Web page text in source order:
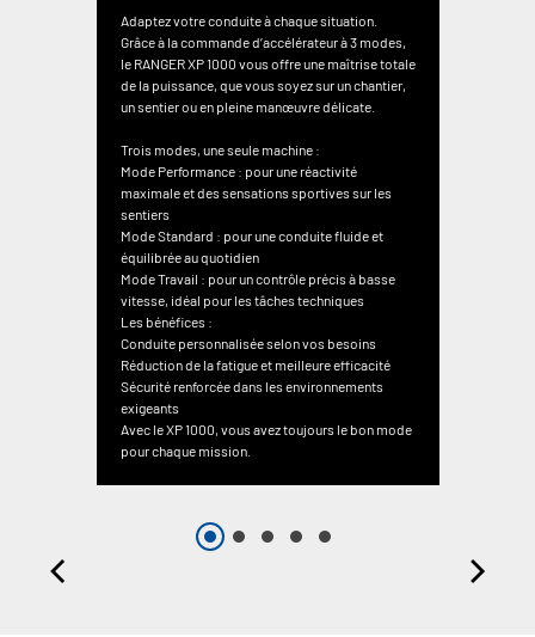
Adaptez votre conduite à chaque situation.
Grâce à la commande d’accélérateur à 3 modes,
le RANGER XP 1000 vous offre une maîtrise totale
de la puissance, que vous soyez sur un chantier,
un sentier ou en pleine manœuvre délicate.
Trois modes, une seule machine :
Mode Performance : pour une réactivité
maximale et des sensations sportives sur les
sentiers
Mode Standard : pour une conduite fluide et
équilibrée au quotidien
Mode Travail : pour un contrôle précis à basse
vitesse, idéal pour les tâches techniques
Les bénéfices :
Conduite personnalisée selon vos besoins
Réduction de la fatigue et meilleure efficacité
Sécurité renforcée dans les environnements
exigeants
Avec le XP 1000, vous avez toujours le bon mode
pour chaque mission.